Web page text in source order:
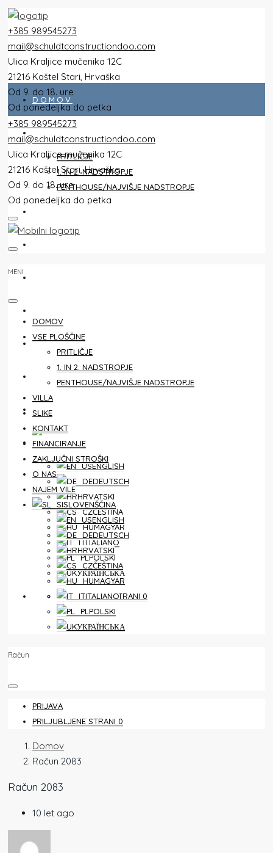
+385 989545273
mail@schuldtconstructiondoo.com
Ulica Kraljice mučenika 12C
21216 Kaštel Stari, Hrvaška
Od 9. do 18. ure
Od ponedeljka do petka
DOMOV
PRITLIČJE
1. IN 2. NADSTROPJE
PENTHOUSE/NAJVIŠJE NADSTROPJE
ZAKLJUČNI STROŠKI
NAJEM VILE
SLOVENŠČINA
ENGLISH
DEUTSCH
HRVATSKI
ČEŠTINA
MAGYAR
ITALIANO
POLSKI
УКРАЇНСЬКА
PRILJUBLJENE STRANI 0
+385 989545273
mail@schuldtconstructiondoo.com
Ulica Kraljice mučenika 12C
21216 Kaštel Stari, Hrvaška
Od 9. do 18. ure
Od ponedeljka do petka
MENI
DOMOV
VSE PLOŠČINE
PRITLIČJE
1. IN 2. NADSTROPJE
PENTHOUSE/NAJVIŠJE NADSTROPJE
VILLA
SLIKE
KONTAKT
FINANCIRANJE
ZAKLJUČNI STROŠKI
O NAS
NAJEM VILE
SLOVENŠČINA
ENGLISH
DEUTSCH
HRVATSKI
ČEŠTINA
MAGYAR
ITALIANO
POLSKI
УКРАЇНСЬКА
Račun
PRIJAVA
PRILJUBLJENE STRANI 0
Domov
Račun 2083
Račun 2083
10 let ago